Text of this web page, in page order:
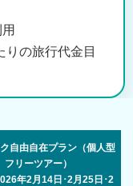
りの旅行代金目
自由自在プラン（個人型
フリーツアー）
年2月14日･2月25日･2